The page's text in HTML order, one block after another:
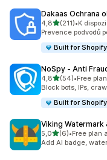
Dakaas Ochrana
4,8z 5 hvězd
(211)
Celkový počet
•K
Prevence podvodů
Built for Shopify
NoSpy ‑ Anti
4,8z 5 hvězd
(54)
Celkový počet
•Free
Block bots, IPs,
Built for Shopify
Viking Watermark
5,0z 5 hvězd
(6)
Celkový počet
•Free plan
Add AI badge,